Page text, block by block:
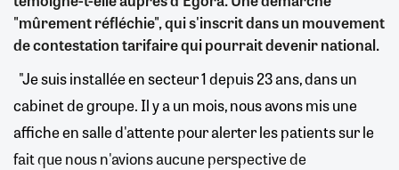
"mûrement réfléchie", qui s'inscrit dans un mouvement
de contestation tarifaire qui pourrait devenir national.
"Je suis installée en secteur 1 depuis 23 ans, dans un
cabinet de groupe. Il y a un mois, nous avons mis une
affiche en salle d'attente pour alerter les patients sur le
fait que nous n'avions aucune perspective de